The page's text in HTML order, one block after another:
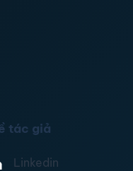
tác giả
Linkedin